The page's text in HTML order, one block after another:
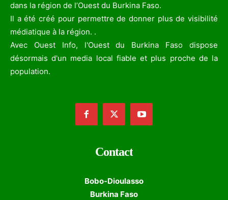
dans la région de l’Ouest du Burkina Faso.
Il a été créé pour permettre de donner plus de visibilité
médiatique à la région. .
Avec Ouest Info, l'Ouest du Burkina Faso dispose
désormais d'un media local fiable et plus proche de la
population.
Contact
Bobo-Dioulasso
Burkina Faso